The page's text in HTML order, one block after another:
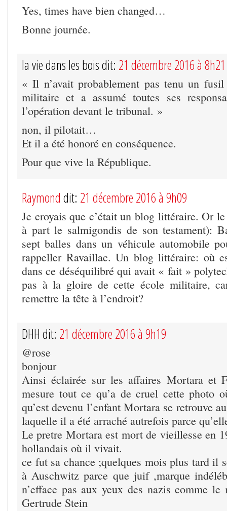
Yes, times have bien changed…
Bonne journée.
la vie dans les bois dit: 21 décembre 2016 à 8h21
« Il n’avait probablement pas tenu un
militaire et a assumé toutes ses
l’opération devant le tribunal. »
non, il pilotait…
Et il a été honoré en conséquence.
Pour que vive la République.
Raymond dit: 21 décembre 2016 à 9h09
Je croyais que c’était un blog littéraire. Or
à part le salmigondis de son testament):
sept balles dans un véhicule automobile
rappeller Ravaillac. Un blog littéraire: où
dans ce déséquilibré qui avait « fait »
pas à la gloire de cette école militaire,
remettre la tête à l’endroit?
DHH dit: 21 décembre 2016 à 9h19
@rose
bonjour
Ainsi éclairée sur les affaires Mortara et
mesure tout ce qu’a de cruel cette photo
qu’est devenu l’enfant Mortara se retrouve
laquelle il a été arraché autrefois parce
Le pretre Mortara est mort de vieillesse en
hollandais où il vivait.
ce fut sa chance ;quelques mois plus tard il
à Auschwitz parce que juif ,marque
n’efface pas aux yeux des nazis comme
Gertrude Stein